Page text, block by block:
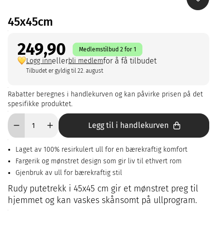
45x45cm
249,90 Medlemstilbud 2 for 1
Logg innellerbli medlemfor å få tilbudet
Tilbudet er gyldig til 22. august
Rabatter beregnes i handlekurven og kan påvirke prisen på det
spesifikke produktet.
Legg til i handlekurven
Laget av 100% resirkulert ull for en bærekraftig komfort
Fargerik og mønstret design som gir liv til ethvert rom
Gjenbruk av ull for bærekraftig stil
Rudy putetrekk i 45x45 cm gir et mønstret preg til
hjemmet og kan vaskes skånsomt på ullprogram.